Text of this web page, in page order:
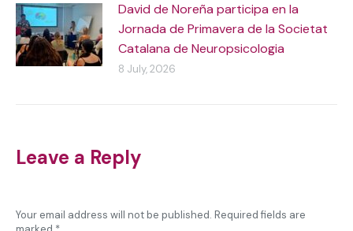
David de Noreña participa en la
Jornada de Primavera de la Societat
Catalana de Neuropsicologia
8 July, 2026
Leave a Reply
Your email address will not be published. Required fields are